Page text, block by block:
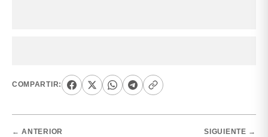
COMPARTIR:
← ANTERIOR SIGUIENTE →